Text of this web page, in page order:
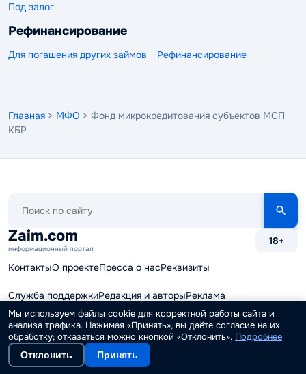
Под залог
Рефинансирование
Для погашения других займов Рефинансирование
Главная > МФО > Фонд микрокредитования субъектов МСП
КБР
сайту
Zaim.com
информационный портал
18+
КонтактыО проектеПресса о насРеквизиты
Служба поддержкиРедакция и авторыРеклама
Партнерская программаНаши вакансии
Финансовые калькуляторыКарта сайта
© 2015 - 2026 ИА "Займ.ком"
Мы используем файлы cookie для корректной работы сайта и
анализа трафика. Нажимая «Принять», вы даёте согласие на их
обработку; отказаться можно кнопкой «Отклонить». Подробнее
Отклонить Принять